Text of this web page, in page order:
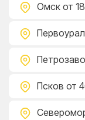
Омск от
Псков от